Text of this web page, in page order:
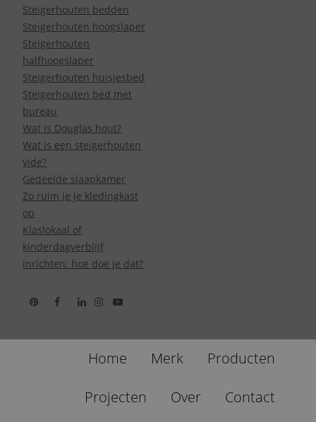
Steigerhouten bedden
Steigerhouten hoogslaper
Steigerhouten
halfhoogslaper
Steigerhouten huisjesbed
Steigerhouten bed met
bureau
Wat is Douglas hout?
Wat is een steigerhouten
vide?
Gedeelde slaapkamer
Zo ruim je je kledingkast
op
Klaslokaal of
kinderdagverblijf
inrichten: hoe doe je dat?
Home Merk Producten
Projecten Over Contact